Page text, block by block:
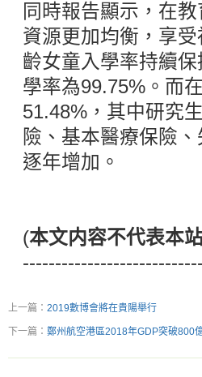
同時報告顯示，在
資源更加均衡，享
齡女童入學率持續
學率為99.75%。而
51.48%，其中研究
險、基本醫療保險
逐年增加。
(本文内容不代表本
上一篇： 2019數博會將在貴陽舉行
下一篇： 鄭州航空港區2018年GDP突破800